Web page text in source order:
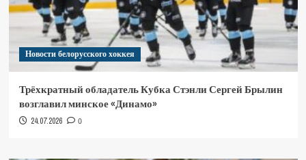
Новости белорусского хоккея
Трёхкратный обладатель Кубка Стэнли Сергей Брылин
возглавил минское «Динамо»
24.07.2026 0